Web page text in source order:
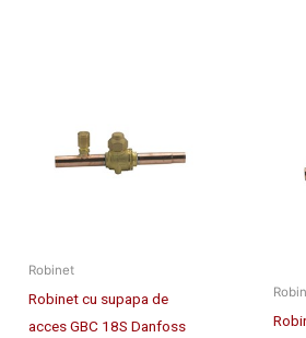
Robinet
Robinet cu supapa de
acces GBC 18S Danfoss